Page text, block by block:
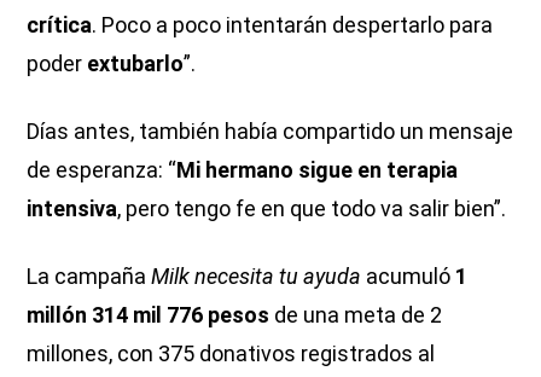
crítica. Poco a poco intentarán despertarlo para
poder extubarlo”.
Días antes, también había compartido un mensaje
de esperanza: “Mi hermano sigue en terapia
intensiva, pero tengo fe en que todo va salir bien”.
La campañaMilk necesita tu ayuda acumuló 1
millón 314 mil 776 pesos de una meta de 2
millones, con 375 donativos registrados al